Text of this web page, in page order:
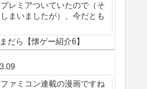
レミアついていたので（そ
まいましたが）、今だとも
だら【懐ゲー紹介6】
ァミコン連載の漫画ですね